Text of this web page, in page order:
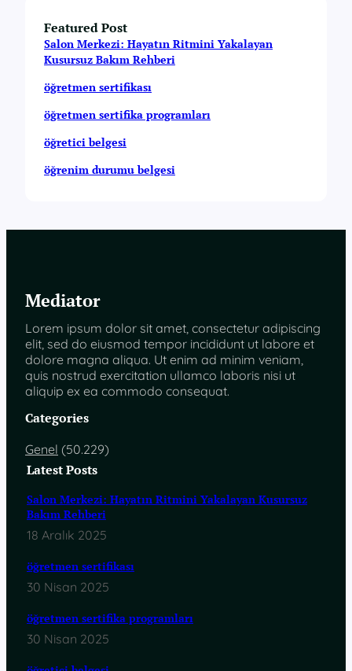
Featured Post
Salon Merkezi: Hayatın Ritmini Yakalayan
Kusursuz Bakım Rehberi
öğretmen sertifikası
öğretmen sertifika programları
öğretici belgesi
öğrenim durumu belgesi
Mediator
Lorem ipsum dolor sit amet, consectetur adipiscing
elit, sed do eiusmod tempor incididunt ut labore et
dolore magna aliqua. Ut enim ad minim veniam,
quis nostrud exercitation ullamco laboris nisi ut
aliquip ex ea commodo consequat.
Categories
Genel (50.229)
Latest Posts
Salon Merkezi: Hayatın Ritmini Yakalayan Kusursuz
Bakım Rehberi
18 Aralık 2025
öğretmen sertifikası
30 Nisan 2025
öğretmen sertifika programları
30 Nisan 2025